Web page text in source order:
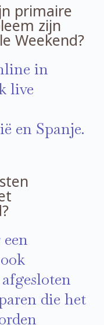
primaire
zijn
Weekend?
in
live
en Spanje.
die het